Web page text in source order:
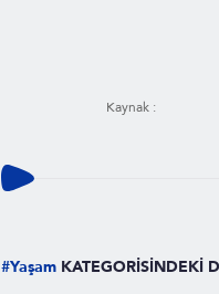
Kaynak :
#Yaşam KATEGORİSİNDEKİ